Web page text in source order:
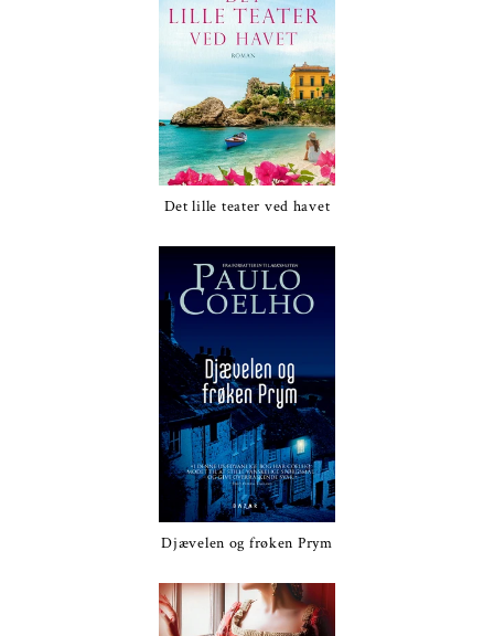
Det lille teater ved havet
Djævelen og frøken Prym